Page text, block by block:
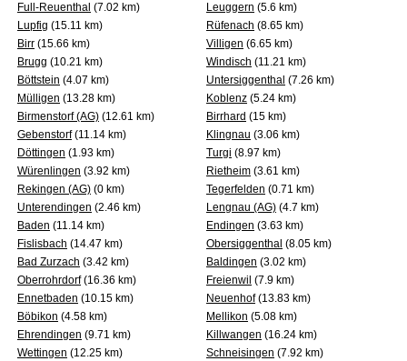
Full-Reuenthal (7.02 km) Leuggern (5.6 km)
Lupfig (15.11 km) Rüfenach (8.65 km)
Birr (15.66 km) Villigen (6.65 km)
Brugg (10.21 km) Windisch (11.21 km)
Böttstein (4.07 km) Untersiggenthal (7.26 km)
Mülligen (13.28 km) Koblenz (5.24 km)
Birmenstorf (AG) (12.61 km) Birrhard (15 km)
Gebenstorf(11.14 km) Klingnau (3.06 km)
Döttingen (1.93 km) Turgi (8.97 km)
Würenlingen (3.92 km) Rietheim (3.61 km)
Rekingen (AG) (0 km) Tegerfelden (0.71 km)
Unterendingen (2.46 km) Lengnau (AG) (4.7 km)
Baden (11.14 km) Endingen (3.63 km)
Fislisbach (14.47 km) Obersiggenthal (8.05 km)
Bad Zurzach (3.42 km) Baldingen (3.02 km)
Oberrohrdorf(16.36 km) Freienwil (7.9 km)
Ennetbaden (10.15 km) Neuenhof(13.83 km)
Böbikon (4.58 km) Mellikon (5.08 km)
Ehrendingen (9.71 km) Killwangen (16.24 km)
Wettingen (12.25 km) Schneisingen (7.92 km)